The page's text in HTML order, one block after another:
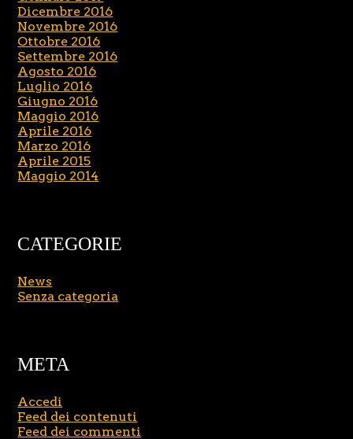
Dicembre 2016
Novembre 2016
Ottobre 2016
Settembre 2016
Agosto 2016
Luglio 2016
Giugno 2016
Maggio 2016
Aprile 2016
Marzo 2016
Aprile 2015
Maggio 2014
CATEGORIE
News
Senza categoria
META
Accedi
Feed dei contenuti
Feed dei commenti